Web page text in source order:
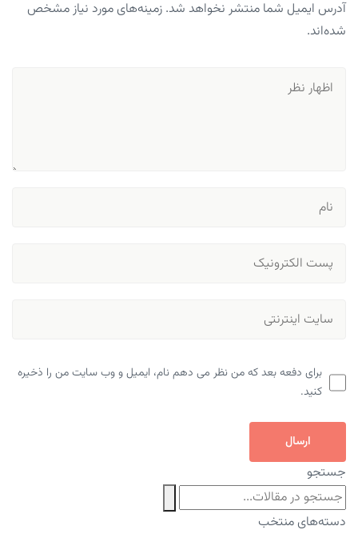
آدرس ایمیل شما منتشر نخواهد شد. زمینه‌های مورد نیاز مشخص
شده‌اند.
برای دفعه بعد که من نظر می دهم نام، ایمیل و وب سایت من را ذخیره
کنید.
ارسال
جستجو
دسته‌های منتخب